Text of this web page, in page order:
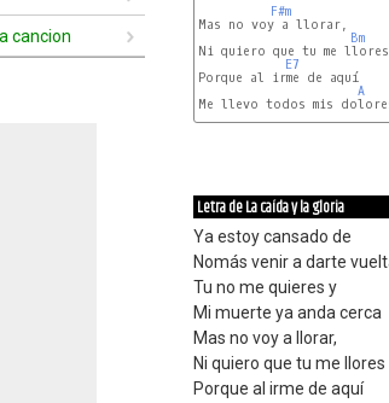
cancion
F#m
Mas no voy a llorar,
Bm
Ni quiero que tu me llores
E7
Porque al irme de aquí
A
Me llevo todos mis
Letra de La caída y la gloria
Ya estoy cansado de
Nomás venir a darte
Tu no me quieres y
Mi muerte ya anda cerca
Mas no voy a llorar,
Ni quiero que tu me llores
Porque al irme de aquí